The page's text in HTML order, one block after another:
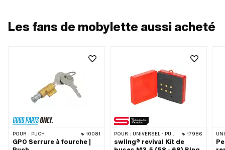
Les fans de mobylette aussi acheté
POUR : PUCH 10081
GPO Serrure à fourche |
POUR : UNIVERSEL · PUCH · SACHS 17986
swiing® revival Kit de